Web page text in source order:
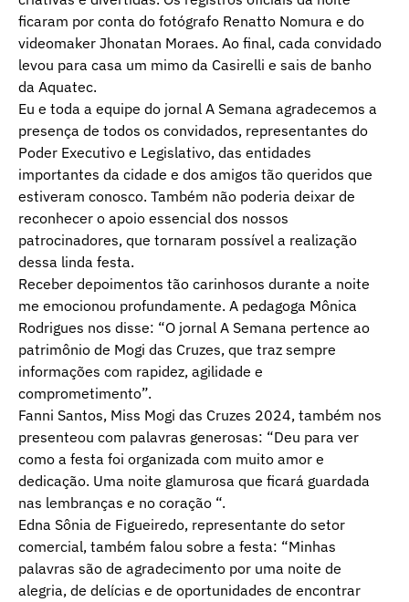
ficaram por conta do fotógrafo Renatto Nomura e do
videomaker Jhonatan Moraes. Ao final, cada convidado
levou para casa um mimo da Casirelli e sais de banho
da Aquatec.
Eu e toda a equipe do jornal A Semana agradecemos a
presença de todos os convidados, representantes do
Poder Executivo e Legislativo, das entidades
importantes da cidade e dos amigos tão queridos que
estiveram conosco. Também não poderia deixar de
reconhecer o apoio essencial dos nossos
patrocinadores, que tornaram possível a realização
dessa linda festa.
Receber depoimentos tão carinhosos durante a noite
me emocionou profundamente. A pedagoga Mônica
Rodrigues nos disse: “O jornal A Semana pertence ao
patrimônio de Mogi das Cruzes, que traz sempre
informações com rapidez, agilidade e
comprometimento”.
Fanni Santos, Miss Mogi das Cruzes 2024, também nos
presenteou com palavras generosas: “Deu para ver
como a festa foi organizada com muito amor e
dedicação. Uma noite glamurosa que ficará guardada
nas lembranças e no coração “.
Edna Sônia de Figueiredo, representante do setor
comercial, também falou sobre a festa: “Minhas
palavras são de agradecimento por uma noite de
alegria, de delícias e de oportunidades de encontrar